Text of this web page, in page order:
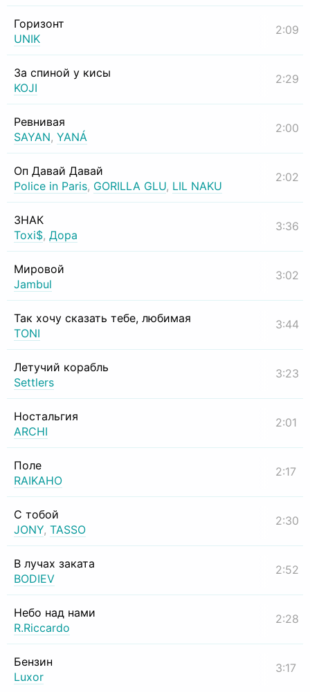
Горизонт
UNIK
2:09
За спиной у кисы
KOJI
2:29
Ревнивая
SAYAN, YANÁ
2:00
Оп Давай Давай
Police in Paris, GORILLA GLU, LIL NAKU
2:02
ЗНАК
Toxi$, Дора
3:36
Мировой
Jambul
3:02
Так хочу сказать тебе, любимая
TONI
3:44
Летучий корабль
Settlers
3:23
Ностальгия
ARCHI
2:01
Поле
RAIKAHO
2:17
С тобой
JONY, TASSO
2:30
В лучах заката
BODIEV
2:52
Небо над нами
R.Riccardo
2:28
Бензин
Luxor
3:17